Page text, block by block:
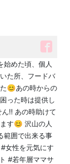
始めた頃、個人
た所、フードバ
😊あの時からの
った時は提供し
‼️ あの時助けて
す😊 沢山の人
範囲で出来る事
女性を元気にす
#若年層ママサ